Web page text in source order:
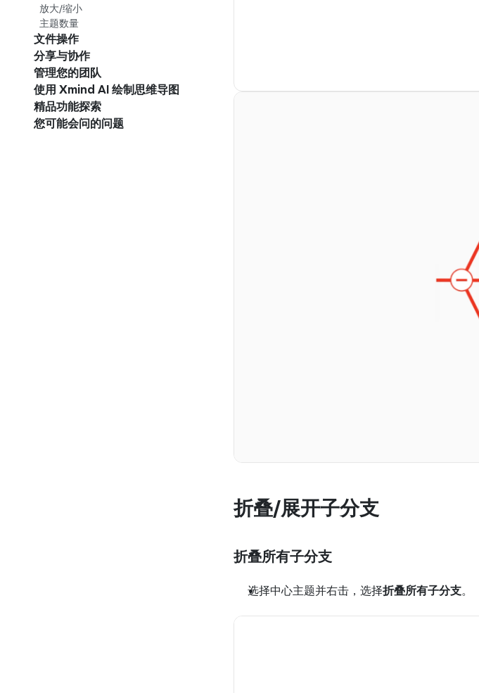
放大/缩小
主题数量
文件操作
分享与协作
管理您的团队
使用 Xmind AI 绘制思维导图
精品功能探索
您可能会问的问题
折叠/展开子分支
折叠所有子分支
选择中心主题并右击，选择折叠所有子分支。